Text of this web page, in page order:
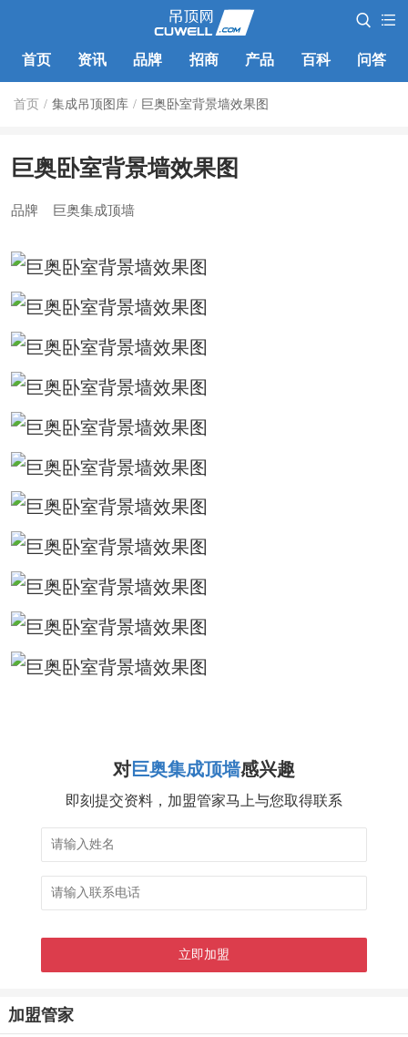
首页 资讯 品牌 招商 产品 百科 问答
首页 / 集成吊顶图库 / 巨奥卧室背景墙效果图
巨奥卧室背景墙效果图
品牌 巨奥集成顶墙
对巨奥集成顶墙感兴趣
即刻提交资料，加盟管家马上与您取得联系
加盟管家